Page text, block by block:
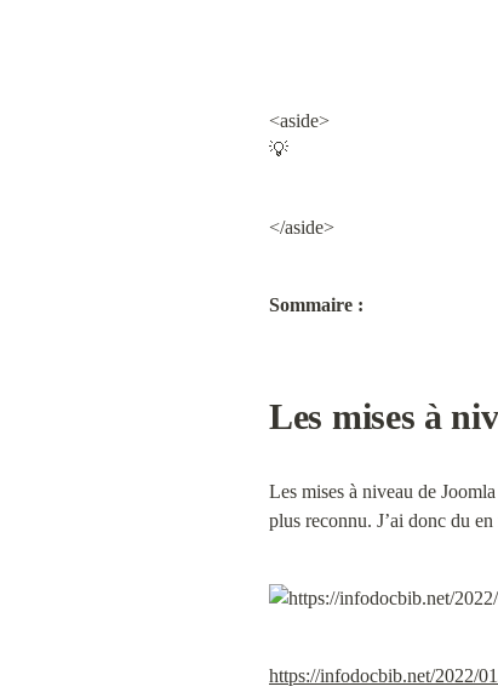
<aside>
💡
</aside>
Sommaire :
Les mises à
Les mises à niveau de
plus reconnu. J’ai donc du
https://infodocbib.net/2022/